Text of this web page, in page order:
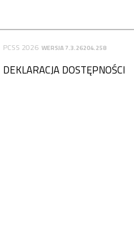
PCSS 2026 WERSJA 7.3.26204.258
DEKLARACJA DOSTĘPNOŚCI